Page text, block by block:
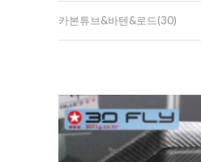
카본튜브&바텐&로드(30)